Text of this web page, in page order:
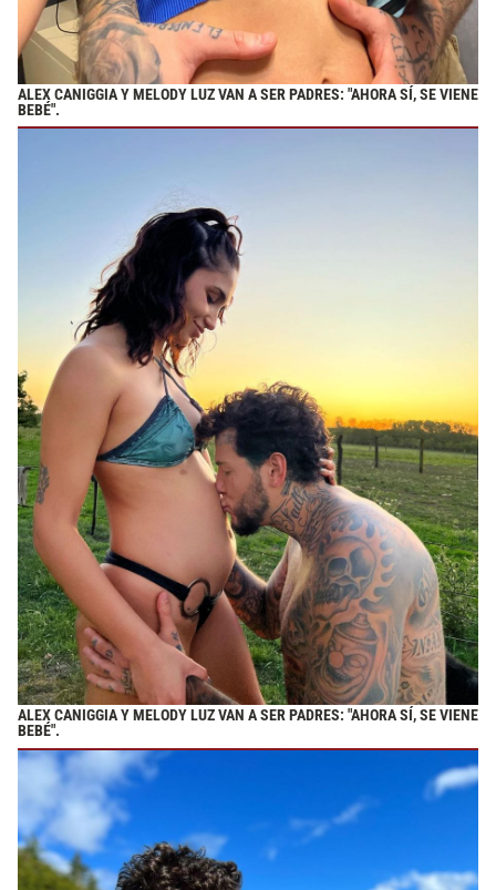
ALEX CANIGGIA Y MELODY LUZ VAN A SER PADRES: "AHORA SÍ, SE VIENE
BEBÉ".
ALEX CANIGGIA Y MELODY LUZ VAN A SER PADRES: "AHORA SÍ, SE VIENE
BEBÉ".